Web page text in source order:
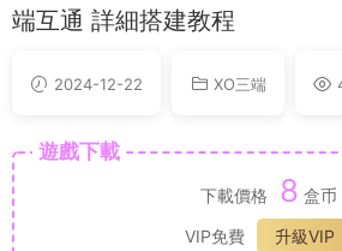
端互通 詳細搭建教程
2024-12-22 XO三端
遊戲下載
下載價格 8 盒币
VIP免費
升級VIP